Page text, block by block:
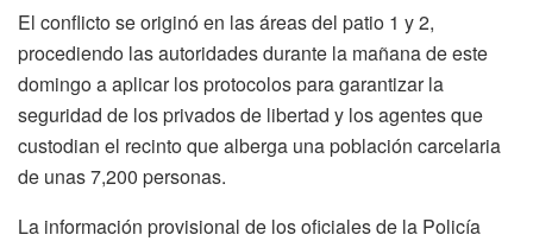
El conflicto se originó en las áreas del patio 1 y 2,
procediendo las autoridades durante la mañana de este
domingo a aplicar los protocolos para garantizar la
seguridad de los privados de libertad y los agentes que
custodian el recinto que alberga una población carcelaria
de unas 7,200 personas.
La información provisional de los oficiales de la Policía